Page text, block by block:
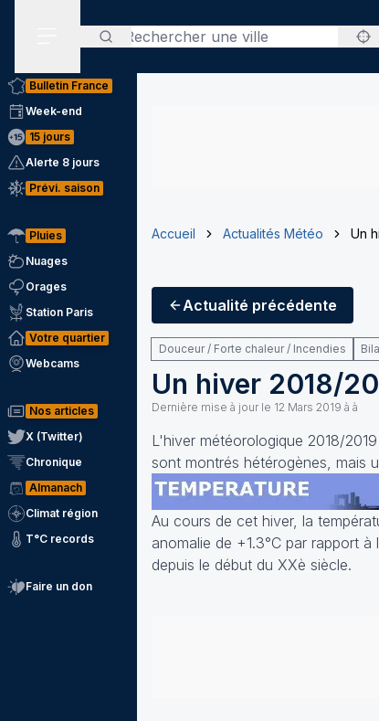
Rechercher
Bulletin France
Week-end
15 jours
Alerte 8 jours
Prévi. saison
Pluies
Nuages
Orages
Station Paris
Votre quartier
Webcams
Nos articles
X (Twitter)
Chronique
Almanach
Climat région
T°C records
Faire un don
Accueil Actualités Météo Un
Actualité précédente
Douceur / Forte chaleur / Incendies
Un hiver 2018/
Dernière mise à jour le 12 Mars 2019 à à
L'hiver météorologique 2018/
sont montrés hétérogènes, mais
Au cours de cet hiver, la
anomalie de +1.3°C par rapport
depuis le début du XXè siècle.